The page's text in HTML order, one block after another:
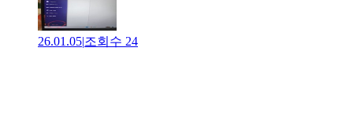
26.01.05|조회수 24